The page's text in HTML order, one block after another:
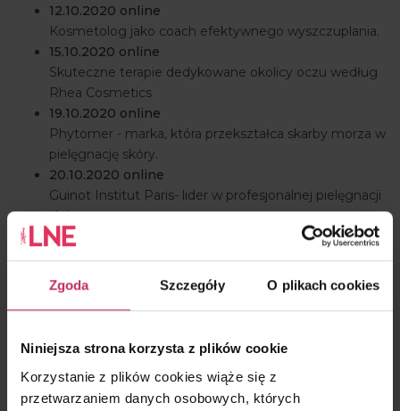
Zgoda Szczegóły O plikach cookies
Niniejsza strona korzysta z plików cookie
Korzystanie z plików cookies wiąże się z
przetwarzaniem danych osobowych, których
12.10.2020 online
Kosmetolog jako coach efektywnego wyszczuplania.
15.10.2020 online
Skuteczne terapie dedykowane okolicy oczu według
Rhea Cosmetics
19.10.2020 online
Phytomer - marka, która przekształca skarby morza w
pielęgnację skóry.
20.10.2020 online
Guinot Institut Paris- lider w profesjonalnej pielęgnacji
skóry.
20.10.2020 online
Święta tuż, tuż- Prezentacja świątecznej oferty Rhea
Cosmetics
26.10.2020 online
zmarszczki w zaledwie jedną godzinę
27.10.2020 online
Haloterapia jako zabieg wykorzystujący moc soli